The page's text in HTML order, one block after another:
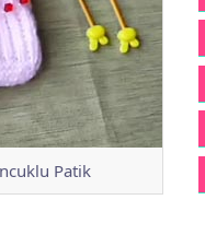
Patik